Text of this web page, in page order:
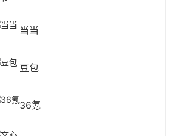
当当
豆包
36氪